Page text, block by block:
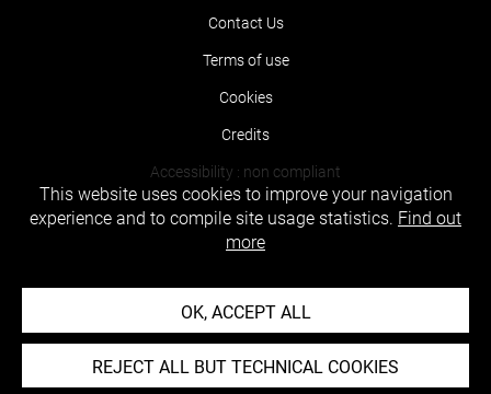
Contact Us
Terms of use
Cookies
Credits
Accessibility : non compliant
This website uses cookies to improve your navigation
experience and to compile site usage statistics. Find out
more
OK, ACCEPT ALL
REJECT ALL BUT TECHNICAL COOKIES